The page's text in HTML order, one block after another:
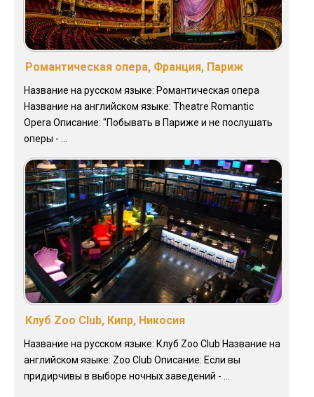
Романтическая опера, Франция, Париж
Название на русском языке: Романтическая опера
Название на английском языке: Theatre Romantic
Opera Описание: "Побывать в Париже и не послушать
оперы - ...
Клуб Zoo Club, Кипр, Никосия
Название на русском языке: Клуб Zoo Club Название на
английском языке: Zoo Club Описание: Если вы
придирчивы в выборе ночных заведений - ...